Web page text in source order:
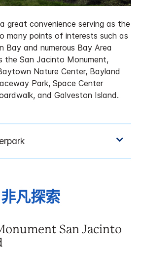
great convenience serving as the
many points of interests such as
Bay and numerous Bay Area
the San Jacinto Monument,
Nature Center, Bayland
Park, Space Center
and Galveston Island.
非凡探索
San Jacinto